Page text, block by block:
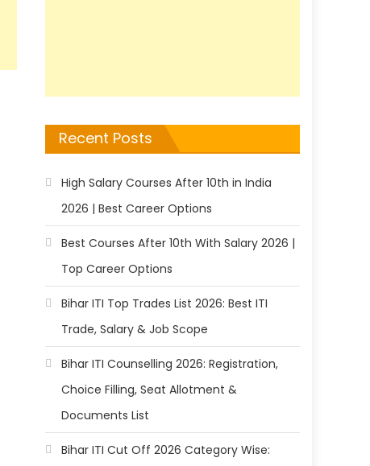
Recent Posts
High Salary Courses After 10th in India
2026 | Best Career Options
Best Courses After 10th With Salary 2026 |
Top Career Options
Bihar ITI Top Trades List 2026: Best ITI
Trade, Salary & Job Scope
Bihar ITI Counselling 2026: Registration,
Choice Filling, Seat Allotment &
Documents List
Bihar ITI Cut Off 2026 Category Wise: